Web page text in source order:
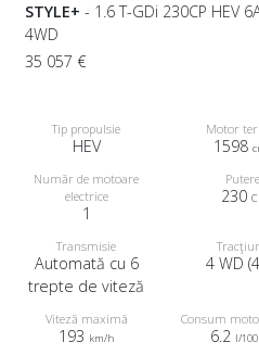
STYLE+ - 1.6 T-GDi 230CP HEV
4WD
35 057 €
Tip propulsie
HEV
Motor
1598
Număr de motoare
electrice
1
Putere
230
Transmisie
Automată cu 6
trepte de viteză
4 WD
Viteză maximă
193 km/h
Consum
6.2 l/